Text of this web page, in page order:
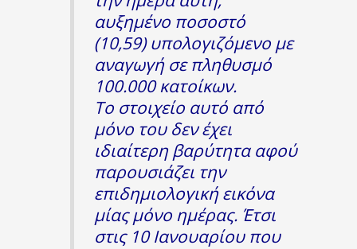
αυξημένο ποσοστό
(10,59) υπολογιζόμενο με
αναγωγή σε πληθυσμό
100.000 κατοίκων.
Το στοιχείο αυτό από
μόνο του δεν έχει
ιδιαίτερη βαρύτητα αφού
παρουσιάζει την
επιδημιολογική εικόνα
μίας μόνο ημέρας. Έτσι
στις 10 Ιανουαρίου που